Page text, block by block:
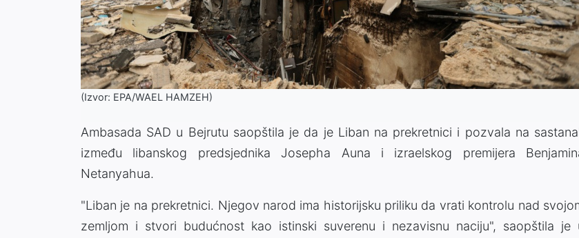
(Izvor: EPA/WAEL HAMZEH)
Ambasada SAD u Bejrutu saopštila je da je Liban na prekretnici i pozvala na
između libanskog predsjednika Josepha Auna i izraelskog premijera
Netanyahua.
"Liban je na prekretnici. Njegov narod ima historijsku priliku da vrati kontrolu nad
zemljom i stvori budućnost kao istinski suverenu i nezavisnu naciju", saopštila je